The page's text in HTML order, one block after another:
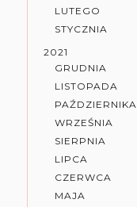
LUTEGO
STYCZNIA
2021
GRUDNIA
LISTOPADA
PAŹDZIERNIKA
WRZEŚNIA
SIERPNIA
LIPCA
CZERWCA
MAJA